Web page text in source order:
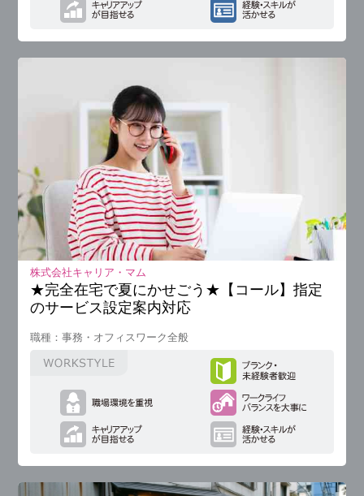
株式会社キャリア・マム
★完全在宅で夏にかせごう★【コール】指定
のサービス設定案内対応
職種：事務・オフィスワーク全般